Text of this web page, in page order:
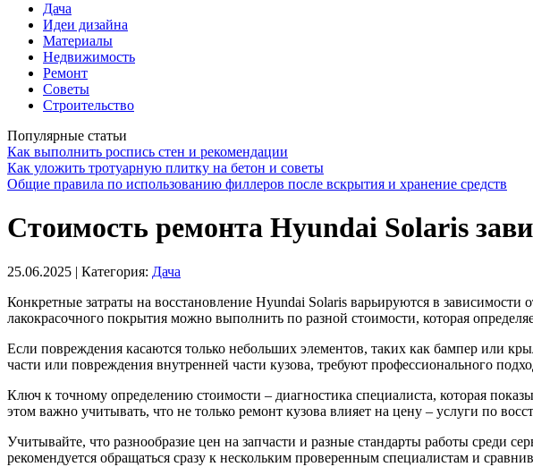
Дача
Идеи дизайна
Материалы
Недвижимость
Ремонт
Советы
Строительство
Популярные статьи
Как выполнить роспись стен и рекомендации
Как уложить тротуарную плитку на бетон и советы
Общие правила по использованию филлеров после вскрытия и хранение средств
Стоимость ремонта Hyundai Solaris
25.06.2025 | Категория: Дача
Конкретные затраты на восстановление Hyundai Solaris варьируются в
лакокрасочного покрытия можно выполнить по разной стоимости, которая
Если повреждения касаются только небольших элементов, таких как бампер или
части или повреждения внутренней части кузова, требуют профессионального
Ключ к точному определению стоимости – диагностика специалиста, которая
этом важно учитывать, что не только ремонт кузова влияет на цену – услуги по
Учитывайте, что разнообразие цен на запчасти и разные стандарты работы среди
рекомендуется обращаться сразу к нескольким проверенным специалистам и